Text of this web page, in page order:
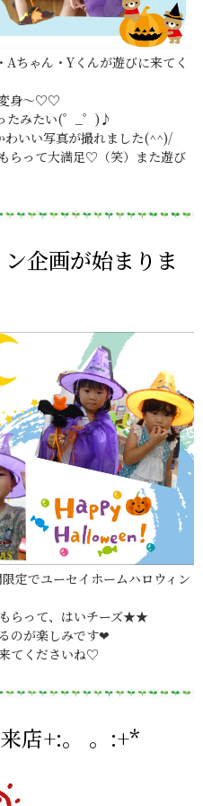
ちゃん・Yくんが遊びに来てく
変身～♡♡
たみたい(゜_゜)♪
わいい写真が撮れました(^^)/
らって大満足♡（笑）また遊び
企画が始まりま
定でユーセイホームハロウィン
らって、はいチーズ★★
のが楽しみです❤
てくださいね♡
+:。 。:+*